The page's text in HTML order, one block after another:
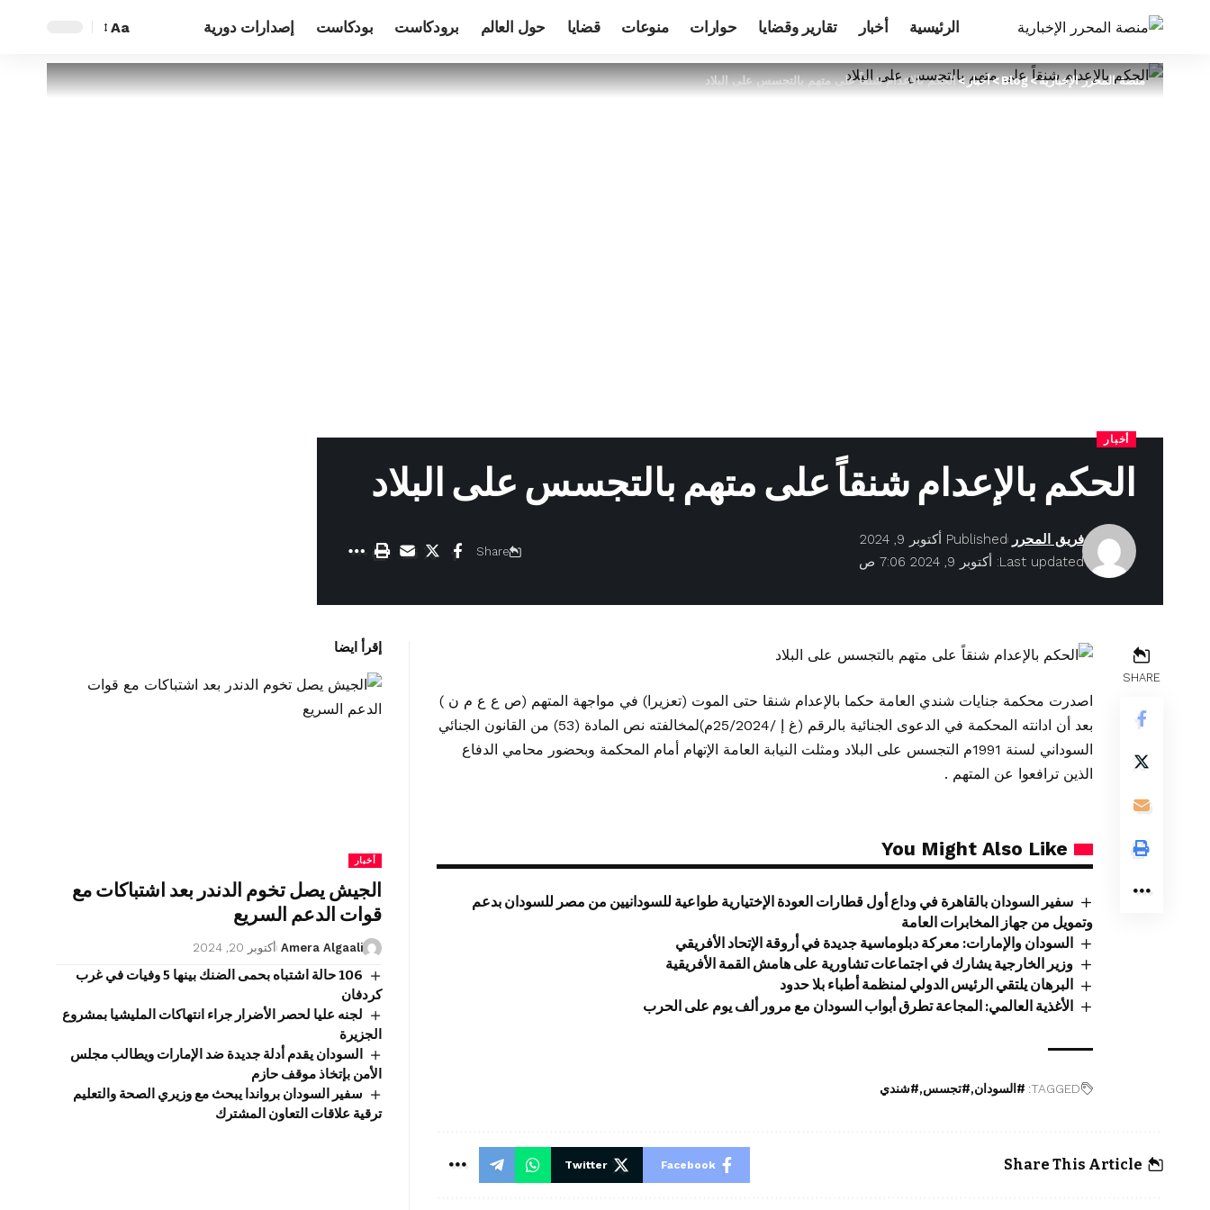
الرئيسية أخبار تقارير وقضايا حوارات منوعات قضايا حول العالم برودكاست بودكاست إصدارات دورية Aa
منصة المحرر الإخبارية>
Blog
>أخبار>الحكم بالإعدام شنقاً على متهم بالتجسس على البلاد
أخبار
الحكم بالإعدام شنقاً على متهم بالتجسس على البلاد
Last updated: أكتوبر 9, 2024 7:06 ص
فريق المحرر Published أكتوبر 9, 2024
Share
SHARE
اصدرت محكمة جنايات شندي العامة حكما بالإعدام شنقا حتى الموت (تعزيرا) في مواجهة المتهم (ص ع ع م ن )
بعد أن ادانته المحكمة في الدعوى الجنائية بالرقم (غ إ /25/2024م)لمخالفته نص المادة (53) من القانون الجنائي
السوداني لسنة 1991م التجسس على البلاد ومثلت النيابة العامة الإتهام أمام المحكمة وبحضور محامي الدفاع
الذين ترافعوا عن المتهم .
You Might Also Like
سفير السودان بالقاهرة في وداع أول قطارات العودة الإختيارية طواعية للسودانيين من مصر للسودان بدعم
وتمويل من جهاز المخابرات العامة
السودان والإمارات: معركة دبلوماسية جديدة في أروقة الإتحاد الأفريقي
وزير الخارجية يشارك في اجتماعات تشاورية على هامش القمة الأفريقية
البرهان يلتقي الرئيس الدولي لمنظمة أطباء بلا حدود
الأغذية العالمي: المجاعة تطرق أبواب السودان مع مرور ألف يوم على الحرب
TAGGED: #السودان #تجسس #شندي
Share This Article
Facebook
Twitter
إقرأ ايضا
أخبار
الجيش يصل تخوم الدندر بعد اشتباكات مع
قوات الدعم السريع
Amera Algaali أكتوبر 20, 2024
106 حالة اشتباه بحمى الضنك بينها 5 وفيات في غرب
كردفان
لجنه عليا لحصر الأضرار جراء انتهاكات المليشيا بمشروع
الجزيرة
السودان يقدم أدلة جديدة ضد الإمارات ويطالب مجلس
الأمن بإتخاذ موقف حازم
سفير السودان برواندا يبحث مع وزيري الصحة والتعليم
ترقية علاقات التعاون المشترك